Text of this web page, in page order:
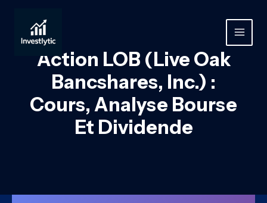
contenu
MAIN
Action LOB (Live Oak
Bancshares, Inc.) :
Cours, Analyse Bourse
Et Dividende